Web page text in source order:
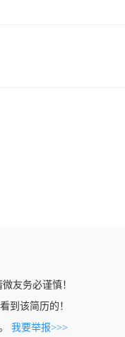
友务必谨慎！
到该简历的！
我要举报>>>